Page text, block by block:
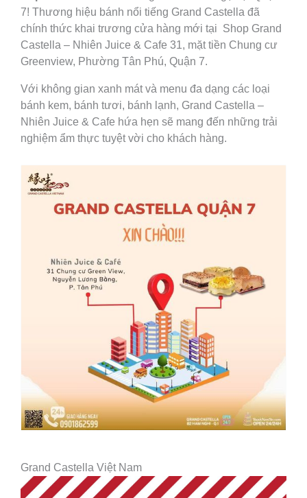
7! Thương hiệu bánh nổi tiếng Grand Castella đã
chính thức khai trương cửa hàng mới tại Shop Grand
Castella – Nhiên Juice & Cafe 31, mặt tiền Chung cư
Greenview, Phường Tân Phú, Quận 7.
Với không gian xanh mát và menu đa dạng các loại
bánh kem, bánh tươi, bánh lạnh, Grand Castella –
Nhiên Juice & Cafe hứa hẹn sẽ mang đến những trải
nghiệm ẩm thực tuyệt vời cho khách hàng.
Grand Castella Việt Nam